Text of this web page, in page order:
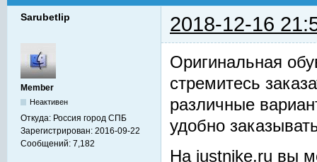
Sarubetlip 2018-12-16
Member
Неактивен
Откуда: Россия город СПБ
Зарегистрирован: 2016-09-22
Сообщений: 7,182
Оригинальная
стремитесь
различные
удобно
На justnike.ru вы